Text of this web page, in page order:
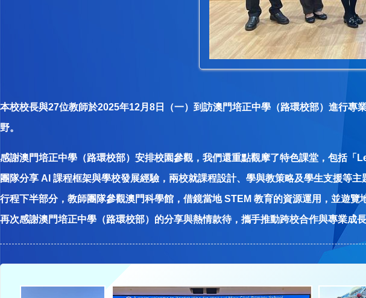
本校校長與27位教師於2025年12月8日（一）到訪澳門培正中學（路環校部）進行
野。
感謝澳門培正中學（路環校部）安排校園參觀，我們還重點觀摩了特色課堂，包括
團隊分享 AI 課程框架與學校發展經驗，兩校就課程設計、學與教策略及學生支援等
行程下半部分，教師團隊參觀澳門科學館，借鏡當地 STEM 教育的資源運用，並遊
再次感謝澳門培正中學（路環校部）的分享與熱情款待，攜手推動跨校合作與專業成長